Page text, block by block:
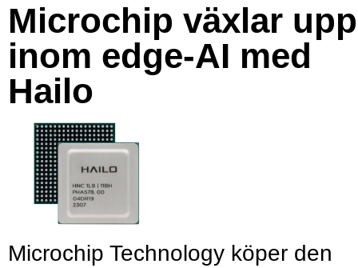
Microchip växlar upp
inom edge-AI med
Hailo
Microchip Technology köper den